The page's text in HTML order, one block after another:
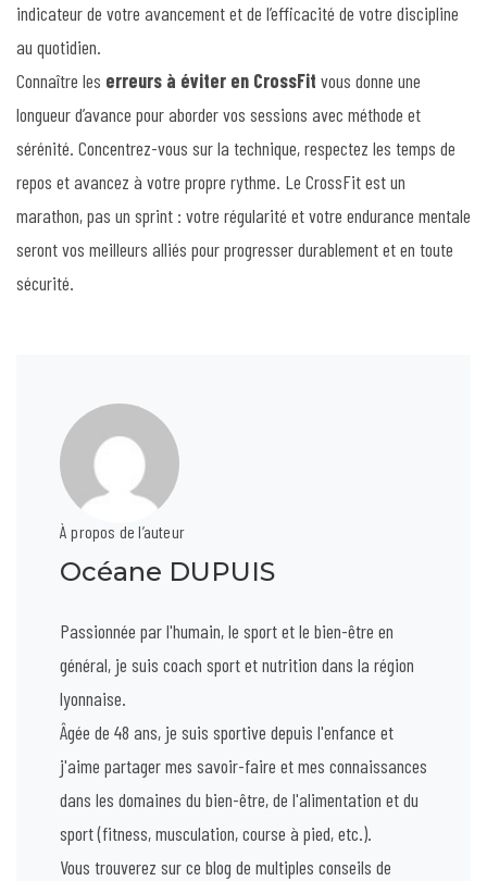
indicateur de votre avancement et de l’efficacité de votre discipline
au quotidien.
Connaître les erreurs à éviter en CrossFit vous donne une
longueur d’avance pour aborder vos sessions avec méthode et
sérénité. Concentrez-vous sur la technique, respectez les temps de
repos et avancez à votre propre rythme. Le CrossFit est un
marathon, pas un sprint : votre régularité et votre endurance mentale
seront vos meilleurs alliés pour progresser durablement et en toute
sécurité.
À propos de l’auteur
Océane DUPUIS
Passionnée par l'humain, le sport et le bien-être en
général, je suis coach sport et nutrition dans la région
lyonnaise.
Âgée de 48 ans, je suis sportive depuis l'enfance et
j'aime partager mes savoir-faire et mes connaissances
dans les domaines du bien-être, de l'alimentation et du
sport (fitness, musculation, course à pied, etc.).
Vous trouverez sur ce blog de multiples conseils de